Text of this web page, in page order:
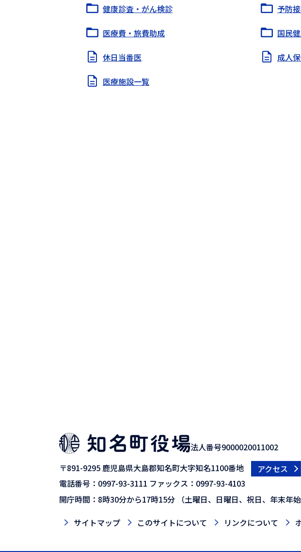
健康診査・がん検診 予防
医療費・旅費助成 国民
休日当番医 成人
医療施設一覧
法人番号9000020011002
〒891-9295 鹿児島県大島郡知名町大字知名1100番地
アクセス
電話番号：0997-93-3111 ファックス：0997-93-4103
開庁時間：8時30分から17時15分
（土曜日、日曜日、祝日、年末年始
サイトマップ
このサイトについて リンクについて